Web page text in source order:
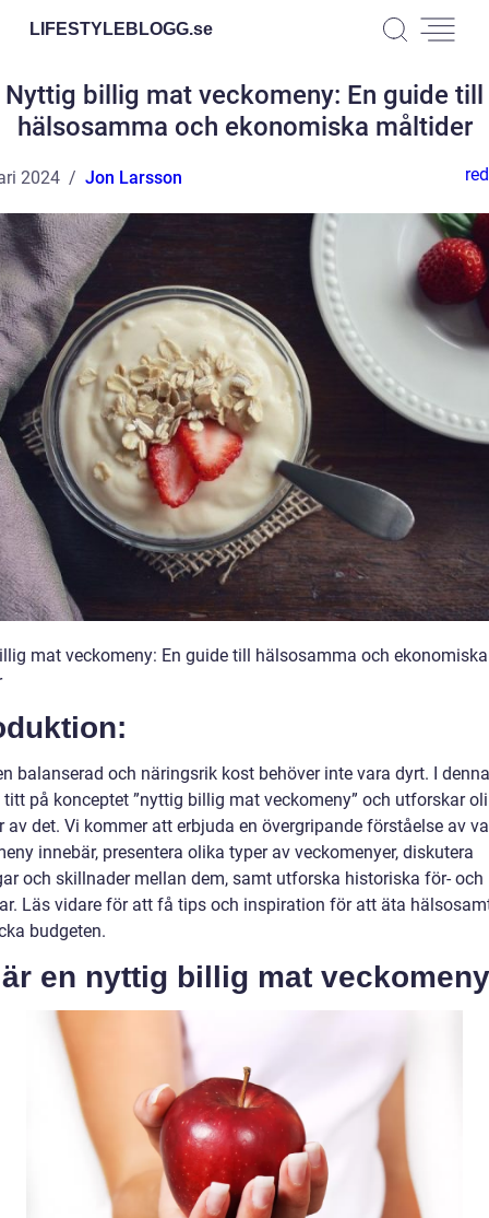
LIFESTYLEBLOGG.se
Nyttig billig mat veckomeny: En guide till
hälsosamma och ekonomiska måltider
2024 Jon Larsson
mat veckomeny: En guide till hälsosamma och ekonomiska
balanserad och näringsrik kost behöver inte vara dyrt. I
titt på konceptet ”nyttig billig mat veckomeny” och utforskar
av det. Vi kommer att erbjuda en övergripande förståelse av
innebär, presentera olika typer av veckomenyer, diskutera
och skillnader mellan dem, samt utforska historiska för- och
Läs vidare för att få tips och inspiration för att äta
budgeten.
en nyttig billig mat